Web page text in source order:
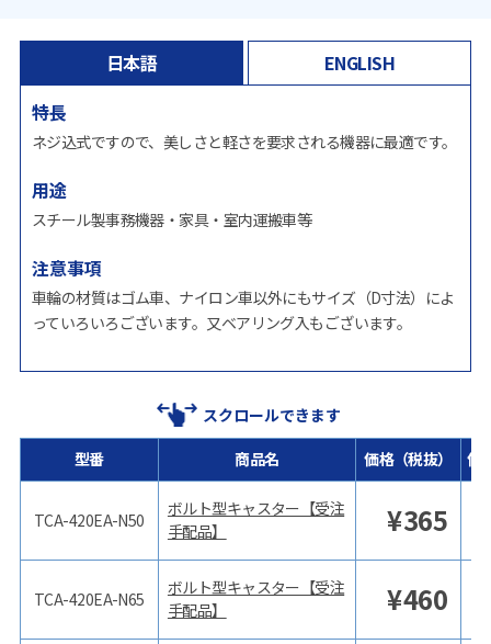
日本語
ENGLISH
特長
ネジ込式ですので、美しさと軽さを要求される機器に最適です。
用途
スチール製事務機器・家具・室内運搬車等
注意事項
車輪の材質はゴム車、ナイロン車以外にもサイズ（D寸法）によ
っていろいろございます。又ベアリング入もございます。
スクロールできます
型番
TCA-420EA-N50
TCA-420EA-N65
商品名 価格（税抜） 価
ボルト型キャスター【受注
手配品】
¥365
ボルト型キャスター【受注
手配品】
¥460